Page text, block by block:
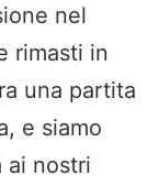
nel
rimasti in
una partita
e siamo
ai nostri